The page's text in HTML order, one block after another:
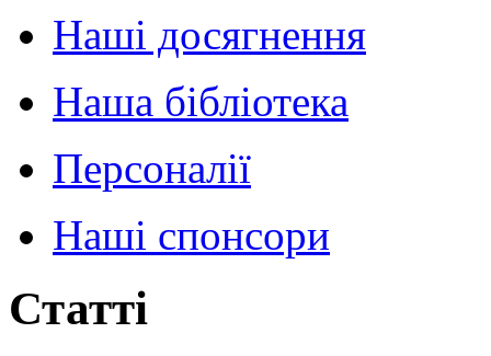
Наші досягнення
Наша бібліотека
Персоналії
Наші спонсори
Статті